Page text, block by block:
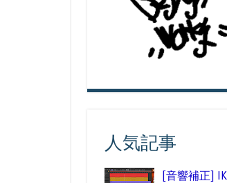
人気記事
[音響補正] IK